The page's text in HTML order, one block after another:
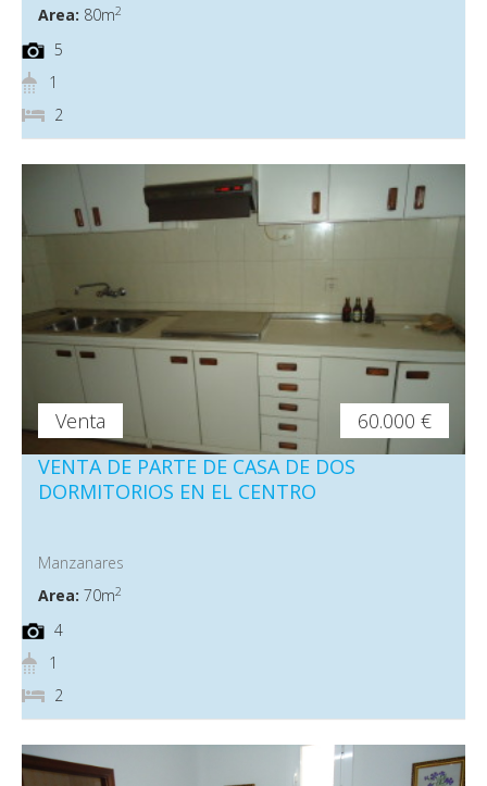
Area: 80m2
5
1
2
Venta
60.000 €
VENTA DE PARTE DE CASA DE DOS
DORMITORIOS EN EL CENTRO
Manzanares
Area: 70m2
4
1
2